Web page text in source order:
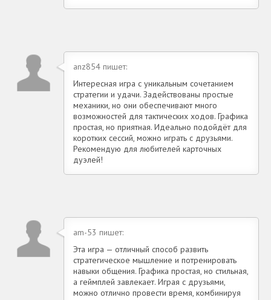
anz854 пишет:
Интересная игра с уникальным сочетанием
стратегии и удачи. Задействованы простые
механики, но они обеспечивают много
возможностей для тактических ходов. Графика
простая, но приятная. Идеально подойдёт для
коротких сессий, можно играть с друзьями.
Рекомендую для любителей карточных
дуэлей!
am-53 пишет:
Эта игра — отличный способ развить
стратегическое мышление и потренировать
навыки общения. Графика простая, но стильная,
а геймплей завлекает. Играя с друзьями,
можно отлично провести время, комбинируя